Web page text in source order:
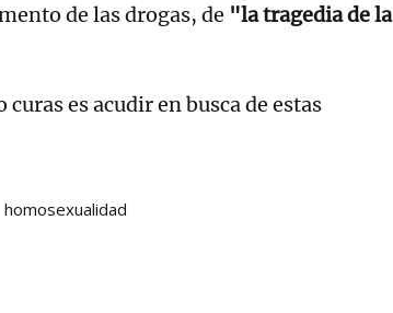
de las drogas, de "la tragedia de la
es acudir en busca de estas
homosexualidad